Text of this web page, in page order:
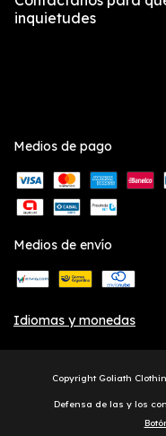
inquietudes
Medios de pago
Medios de envío
Idiomas y monedas
Copyright Goliath
Defensa de las y los